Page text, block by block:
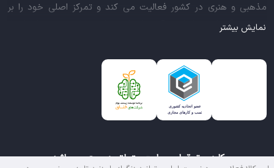
مذهبی و هنری در کشور فعالیت می کند و تمرکز اصلی خود را بر
سبک زندگی ایرانی اسلامی قرار داده است. این بازار مجموعه کاملی از
شما را برای خرید اینترنتی کالاهای فرهنگی، مذهبی و هنری برآورده
ایده خلاقانه عرضه محصولات فرهنگی در بستر اینترنت باعث شد تا
ربیع، علاوه بر داشتن نماد اعتماد الکترونیکی و مجوز سازمان صنفی
مطمئن و آسان، پیشتاز باشد.
نمایش بیشتر
کلیه حقوق این سایت متعلق به ربیع می باشد.